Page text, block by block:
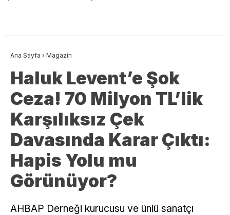
Ana Sayfa › Magazin
Haluk Levent’e Şok
Ceza! 70 Milyon TL’lik
Karşılıksız Çek
Davasında Karar Çıktı:
Hapis Yolu mu
Görünüyor?
AHBAP Derneği kurucusu ve ünlü sanatçı